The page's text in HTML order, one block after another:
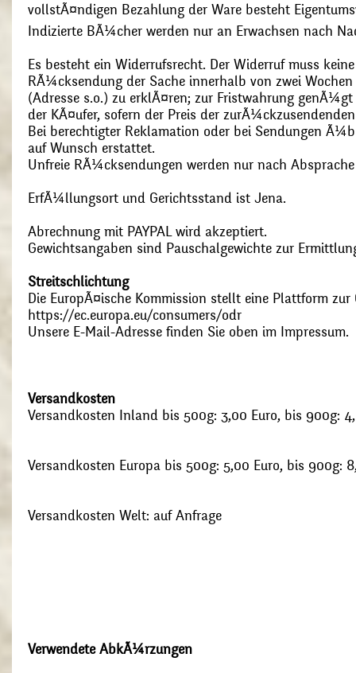
vollstÃ¤ndigen Bezahlung der Ware besteht
Indizierte BÃ¼cher werden nur an Erwachsen nach
Es besteht ein Widerrufsrecht. Der Widerruf muss
RÃ¼cksendung der Sache innerhalb von zwei
(Adresse s.o.) zu erklÃ¤ren; zur Fristwahrung
der KÃ¤ufer, sofern der Preis der
Bei berechtigter Reklamation oder bei Sendungen
auf Wunsch erstattet.
Unfreie RÃ¼cksendungen werden nur nach
ErfÃ¼llungsort und Gerichtsstand ist Jena.
Abrechnung mit PAYPAL wird akzeptiert.
Gewichtsangaben sind Pauschalgewichte zur
Streitschlichtung
Die EuropÃ¤ische Kommission stellt eine Plattform
https://ec.europa.eu/consumers/odr
Unsere E-Mail-Adresse finden Sie oben im Impressum.
Versandkosten
Versandkosten Inland bis 500g: 3,00 Euro, bis 900g:
Versandkosten Europa bis 500g: 5,00 Euro, bis 900g:
Versandkosten Welt: auf Anfrage
Verwendete AbkÃ¼rzungen